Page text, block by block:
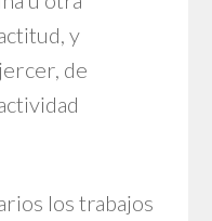
y
de
los trabajos